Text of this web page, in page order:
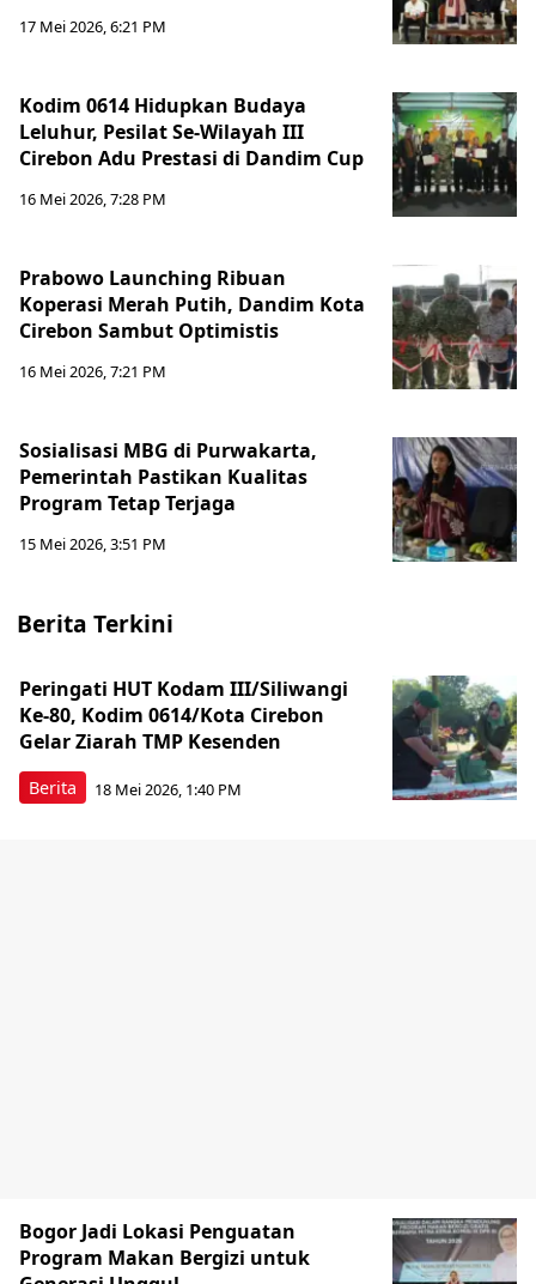
17 Mei 2026, 6:21 PM
Kodim 0614 Hidupkan Budaya
Leluhur, Pesilat Se-Wilayah III
Cirebon Adu Prestasi di Dandim Cup
16 Mei 2026, 7:28 PM
Prabowo Launching Ribuan
Koperasi Merah Putih, Dandim Kota
Cirebon Sambut Optimistis
16 Mei 2026, 7:21 PM
Sosialisasi MBG di Purwakarta,
Pemerintah Pastikan Kualitas
Program Tetap Terjaga
15 Mei 2026, 3:51 PM
Berita Terkini
Berita
Peringati HUT Kodam III/Siliwangi
Ke-80, Kodim 0614/Kota Cirebon
Gelar Ziarah TMP Kesenden
18 Mei 2026, 1:40 PM
Bogor Jadi Lokasi Penguatan
Program Makan Bergizi untuk